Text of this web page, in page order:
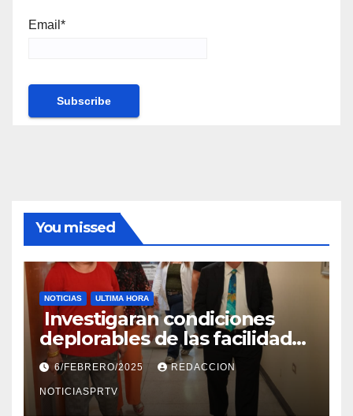
Email*
You missed
NOTICIAS ULTIMA HORA
Investigaran condiciones
deplorables de las facilidades
el Departamento de la Salud
en Mayagüez
6/FEBRERO/2025 REDACCION
NOTICIASPRTV